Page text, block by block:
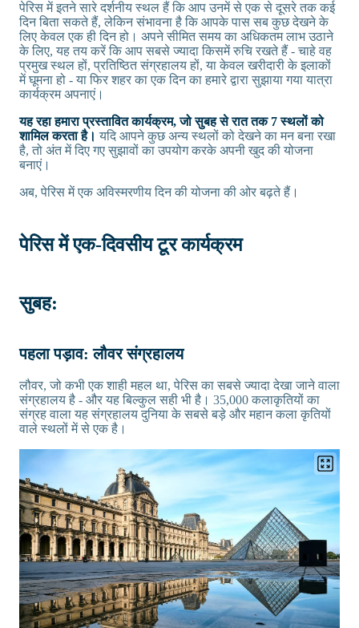
पेरिस में इतने सारे दर्शनीय स्थल हैं कि आप उनमें से एक से दूसरे तक कई
दिन बिता सकते हैं, लेकिन संभावना है कि आपके पास सब कुछ देखने के
लिए केवल एक ही दिन हो। अपने सीमित समय का अधिकतम लाभ उठाने
के लिए, यह तय करें कि आप सबसे ज्यादा किसमें रुचि रखते हैं - चाहे वह
प्रमुख स्थल हों, प्रतिष्ठित संग्रहालय हों, या केवल खरीदारी के इलाकों
में घूमना हो - या फिर शहर का एक दिन का हमारे द्वारा सुझाया गया यात्रा
कार्यक्रम अपनाएं।
यह रहा हमारा प्रस्तावित कार्यक्रम, जो सुबह से रात तक 7 स्थलों को
शामिल करता है। यदि आपने कुछ अन्य स्थलों को देखने का मन बना रखा
है, तो अंत में दिए गए सुझावों का उपयोग करके अपनी खुद की योजना
बनाएं।
अब, पेरिस में एक अविस्मरणीय दिन की योजना की ओर बढ़ते हैं।
पेरिस में एक-दिवसीय टूर कार्यक्रम
सुबह:
पहला पड़ाव: लौवर संग्रहालय
लौवर, जो कभी एक शाही महल था, पेरिस का सबसे ज्यादा देखा जाने वाला
संग्रहालय है - और यह बिल्कुल सही भी है। 35,000 कलाकृतियों का
संग्रह वाला यह संग्रहालय दुनिया के सबसे बड़े और महान कला कृतियों
वाले स्थलों में से एक है।